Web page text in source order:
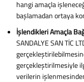
hangi amaçla
başlamadan ortaya
İşlendikleri Amaçla
SANDALYE SAN TİC
gerçekleştirilmesiyle
verilerin